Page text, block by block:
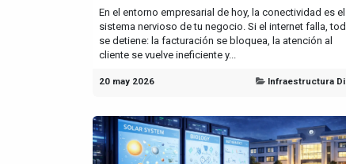
En el entorno empresarial de hoy, la conectividad es el
sistema nervioso de tu negocio. Si el internet falla,
se detiene: la facturación se bloquea, la atención al
cliente se vuelve ineficiente y...
20 may 2026 Infraestructura